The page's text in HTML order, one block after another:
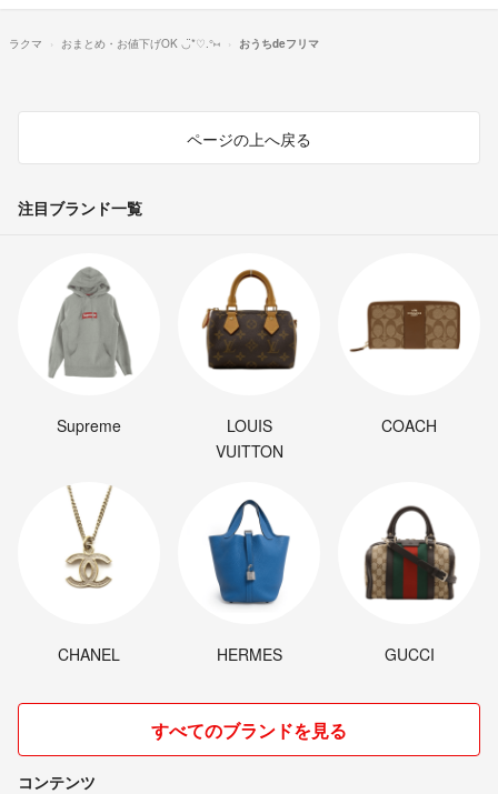
ラクマ おまとめ・お値下げOK ◡̈*♡.°⑅ おうちdeフリマ
ページの上へ戻る
注目ブランド一覧
Supreme
LOUIS
VUITTON
COACH
CHANEL HERMES GUCCI
すべてのブランドを見る
コンテンツ